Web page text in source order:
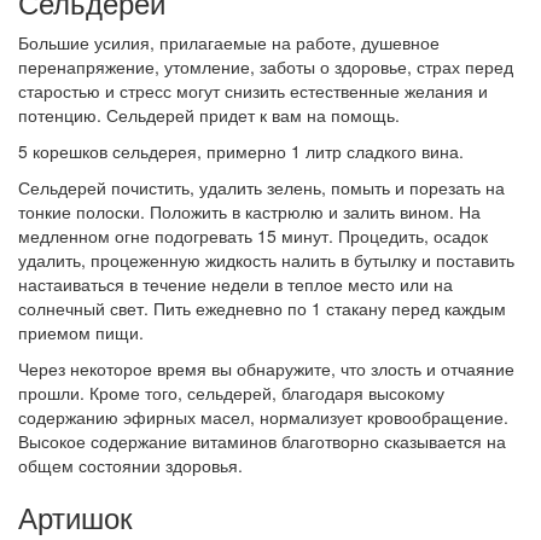
Большие усилия, прилагаемые на работе, душевное
перенапряжение, утомление, заботы о здоровье, страх перед
старостью и стресс могут снизить естественные желания и
потенцию. Сельдерей придет к вам на помощь.
5 корешков сельдерея, примерно 1 литр сладкого вина.
Сельдерей почистить, удалить зелень, помыть и порезать на
тонкие полоски. Положить в кастрюлю и залить вином. На
медленном огне подогревать 15 минут. Процедить, осадок
удалить, процеженную жидкость налить в бутылку и поставить
настаиваться в течение недели в теплое место или на
солнечный свет. Пить ежедневно по 1 стакану перед каждым
приемом пищи.
Через некоторое время вы обнаружите, что злость и отчаяние
прошли. Кроме того, сельдерей, благодаря высокому
содержанию эфирных масел, нормализует кровообращение.
Высокое содержание витаминов благотворно сказывается на
общем состоянии здоровья.
Артишок